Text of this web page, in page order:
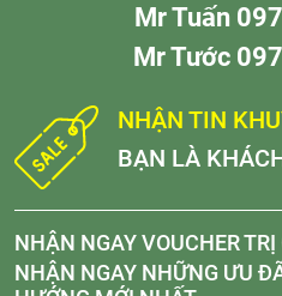
Mr Tuấn
Mr Tước
NHẬN TIN
BẠN LÀ
NHẬN NGAY VOUCHER
NHẬN NGAY NHỮNG ƯU